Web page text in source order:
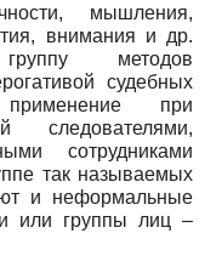
мышления,
внимания и др.
методов
судебных
применение при
следователями,
сотрудниками
так называемых
и неформальные
или группы лиц –